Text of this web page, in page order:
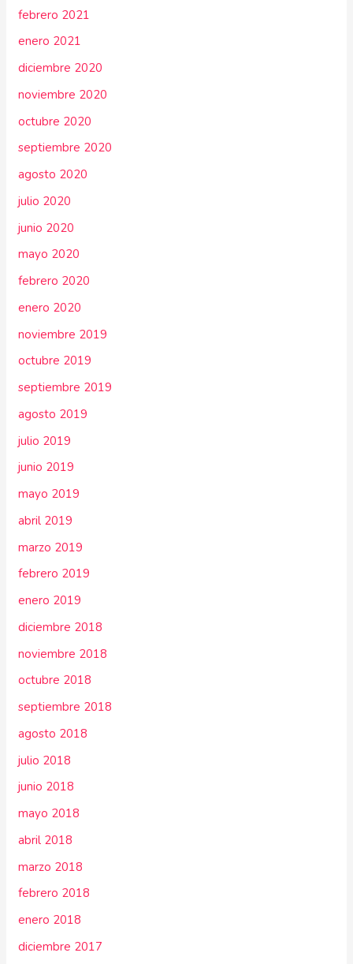
febrero 2021
enero 2021
diciembre 2020
noviembre 2020
octubre 2020
septiembre 2020
agosto 2020
julio 2020
junio 2020
mayo 2020
febrero 2020
enero 2020
noviembre 2019
octubre 2019
septiembre 2019
agosto 2019
julio 2019
junio 2019
mayo 2019
abril 2019
marzo 2019
febrero 2019
enero 2019
diciembre 2018
noviembre 2018
octubre 2018
septiembre 2018
agosto 2018
julio 2018
junio 2018
mayo 2018
abril 2018
marzo 2018
febrero 2018
enero 2018
diciembre 2017